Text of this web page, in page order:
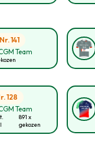
Nr. 141
Team
128
Team
891 x
gekozen